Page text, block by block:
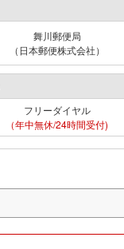
舞川郵便局
（日本郵便株式会社）
フリーダイヤル
（年中無休/24時間受付)